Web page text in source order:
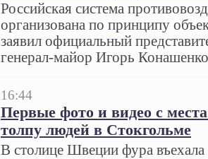
Российская система
организована по принципу
заявил официальный
генерал-майор Игорь
16:44
Первые фото и видео с
толпу людей в Стокгольме
В столице Швеции фура